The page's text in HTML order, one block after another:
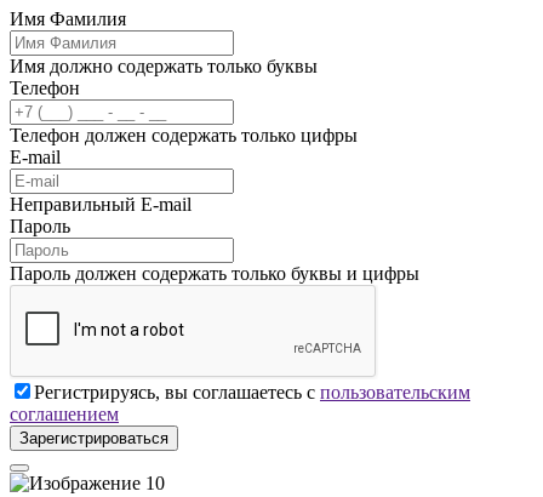
Имя Фамилия
Имя должно содержать только буквы
Телефон
Телефон должен содержать только цифры
E-mail
Неправильный E-mail
Пароль
Пароль должен содержать только буквы и цифры
Регистрируясь, вы соглашаетесь с пользовательским
соглашением
Зарегистрироваться